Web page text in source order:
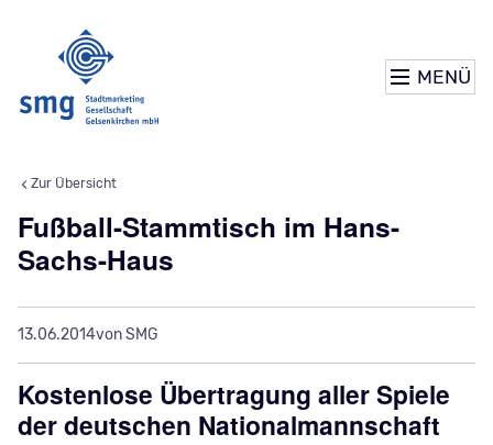
MENÜ
Fußball-Stammtisch im Hans-
Sachs-Haus
13.06.2014von SMG
Kostenlose Übertragung aller Spiele
der deutschen Nationalmannschaft
Zur Übersicht